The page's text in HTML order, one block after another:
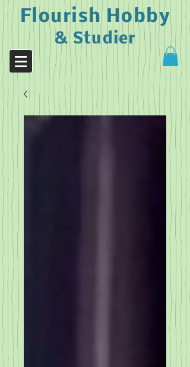
Flourish Hobby
& Studier